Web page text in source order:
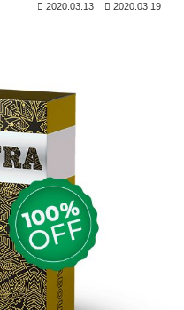
2020.03.13 2020.03.19